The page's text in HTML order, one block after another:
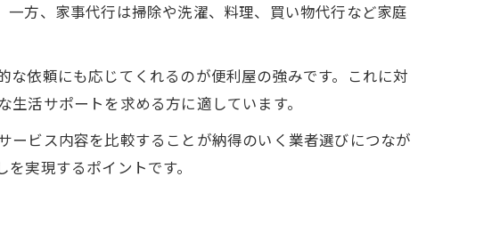
解説
の違い
頼が可能
イント
内容比較
方、家事代行は掃除や洗濯、料理、買い物代行など家庭
依頼にも応じてくれるのが便利屋の強みです。これに対
活サポートを求める方に適しています。
ビス内容を比較することが納得のいく業者選びにつなが
実現するポイントです。